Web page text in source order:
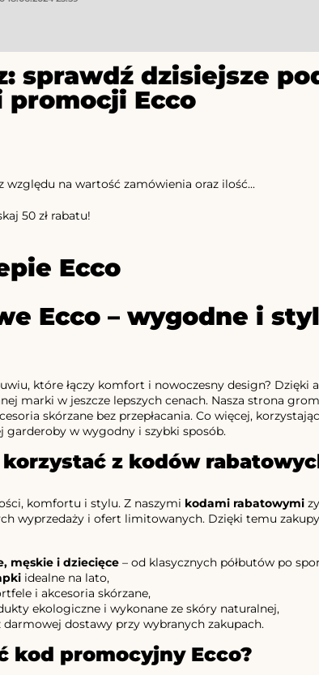
sprawdź dzisiejsze
Ecco
względu na wartość zamówienia oraz ilość...
50 zł rabatu!
Ecco
Ecco – wygodne i
które łączy komfort i nowoczesny design? Dzięki
marki w jeszcze lepszych cenach. Nasza strona
skórzane bez przepłacania. Co więcej,
garderoby w wygodny i szybki sposób.
z kodów
komfortu i stylu. Z naszymi kodami rabatowymi
wyprzedaży i ofert limitowanych. Dzięki temu
męskie i dziecięce – od klasycznych półbutów po
idealne na lato,
i akcesoria skórzane,
ekologiczne i wykonane ze skóry naturalnej,
dostawy przy wybranych zakupach.
kod promocyjny Ecco?